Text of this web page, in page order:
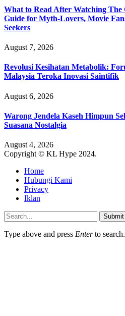
What to Read After Watching The
Guide for Myth-Lovers, Movie
Seekers
August 7, 2026
Revolusi Kesihatan Metabolik:
Malaysia Teroka Inovasi Saintifik
August 6, 2026
Warong Jendela Kaseh Himpun
Suasana Nostalgia
August 4, 2026
Copyright © KL Hype 2024.
Home
Hubungi Kami
Privacy
Iklan
Submit
Type above and press Enterto